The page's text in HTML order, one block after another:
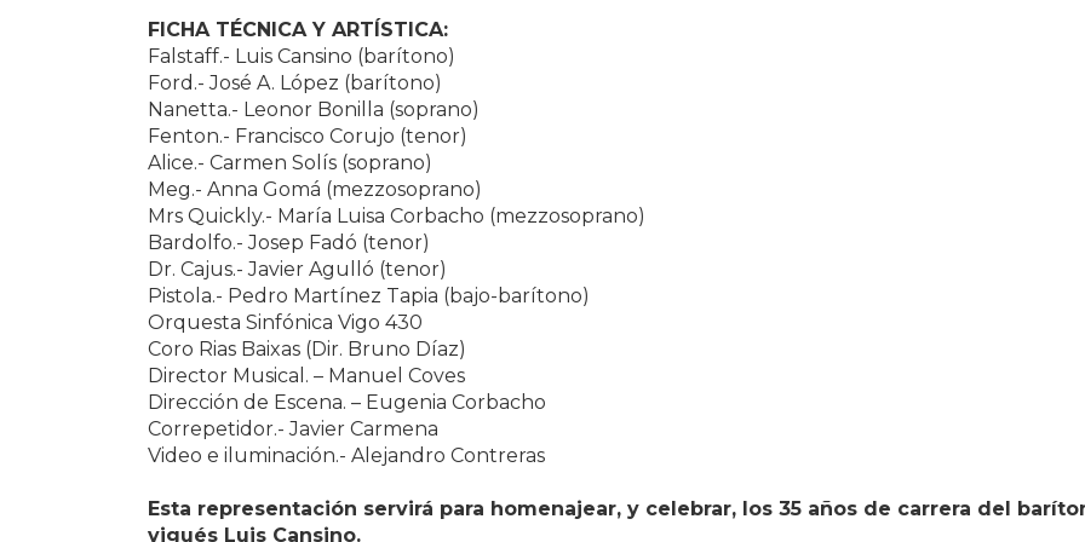
FICHA TÉCNICA Y ARTÍSTICA:
Falstaff.- Luis Cansino (barítono)
Ford.- José A. López (barítono)
Nanetta.- Leonor Bonilla (soprano)
Fenton.- Francisco Corujo (tenor)
Alice.- Carmen Solís (soprano)
Meg.- Anna Gomá (mezzosoprano)
Mrs Quickly.- María Luisa Corbacho (mezzosoprano)
Bardolfo.- Josep Fadó (tenor)
Dr. Cajus.- Javier Agulló (tenor)
Pistola.- Pedro Martínez Tapia (bajo-barítono)
Orquesta Sinfónica Vigo 430
Coro Rias Baixas (Dir. Bruno Díaz)
Director Musical. – Manuel Coves
Dirección de Escena. – Eugenia Corbacho
Correpetidor.- Javier Carmena
Video e iluminación.- Alejandro Contreras
Esta representación servirá para homenajear, y celebrar, los 35 años de carrera del
vigués Luis Cansino.